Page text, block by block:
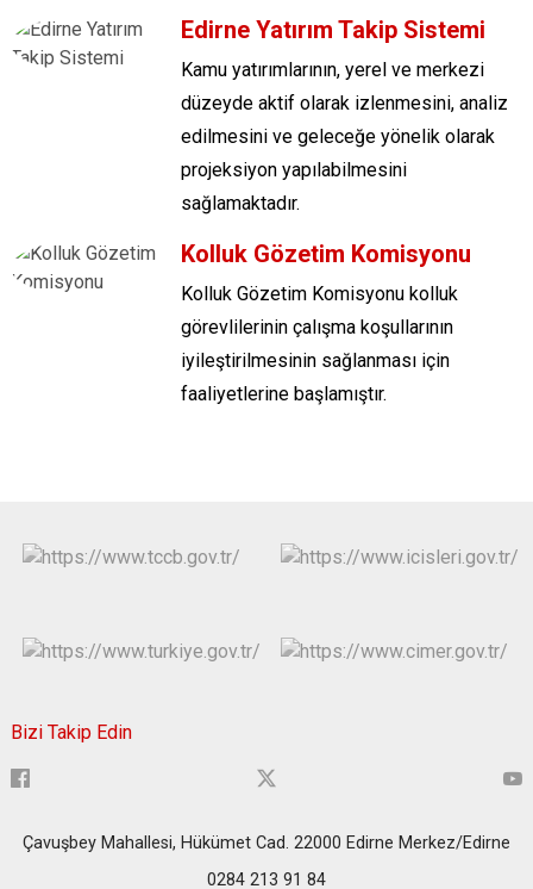
Edirne Yatırım Takip Sistemi
Kamu yatırımlarının, yerel ve merkezi
düzeyde aktif olarak izlenmesini, analiz
edilmesini ve geleceğe yönelik olarak
projeksiyon yapılabilmesini
sağlamaktadır.
Kolluk Gözetim Komisyonu
Kolluk Gözetim Komisyonu kolluk
görevlilerinin çalışma koşullarının
iyileştirilmesinin sağlanması için
faaliyetlerine başlamıştır.
Bizi Takip Edin
Çavuşbey Mahallesi, Hükümet Cad. 22000 Edirne Merkez/Edirne
0284 213 91 84